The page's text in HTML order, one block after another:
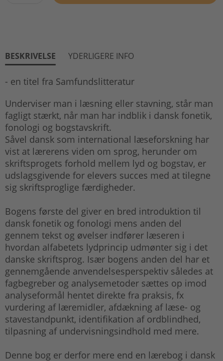
BESKRIVELSE YDERLIGERE INFO
- en titel fra Samfundslitteratur
Underviser man i læsning eller stavning, står man
fagligt stærkt, når man har indblik i dansk fonetik,
fonologi og bogstavskrift.
Såvel dansk som international læseforskning har
vist at lærerens viden om sprog, herunder om
skriftsprogets forhold mellem lyd og bogstav, er
udslagsgivende for elevers succes med at tilegne
sig skriftsproglige færdigheder.
Bogens første del giver en bred introduktion til
dansk fonetik og fonologi mens anden del
gennem tekst og øvelser indfører læseren i
hvordan alfabetets lydprincip udmønter sig i det
danske skriftsprog. Især bogens anden del har et
gennemgående anvendelsesperspektiv således at
fagbegreber og analysemetoder sættes op imod
analyseformål hentet direkte fra praksis, fx
vurdering af læremidler, afdækning af læse- og
stavestandpunkt, identifikation af ordblindhed,
tilpasning af undervisningsindhold med mere.
Denne bog er derfor mere end en lærebog i dansk